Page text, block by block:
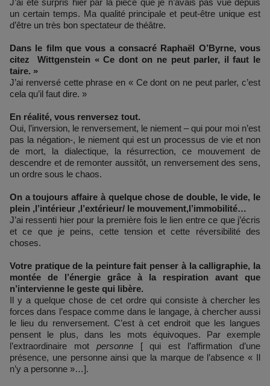
J’ai été surpris hier par la pièce que je n’avais pas vue depuis
un certain temps. Ma qualité principale et peut-être unique est
d’être un très bon spectateur de théâtre.
Dans le film que vous a consacré Raphaël O’Byrne, vous
citez Wittgenstein « Ce dont on ne peut parler, il faut le
taire. »
J’ai renversé cette phrase en « Ce dont on ne peut parler, c’est
cela qu’il faut dire. »
En réalité, vous renversez tout.
Oui, l’inversion, le renversement, le niement – qui pour moi n’est
pas la négation-, le niement qui est un processus de vie et non
de mort, la dialectique, la résurrection, ce mouvement de
descendre et de remonter aussitôt, un renversement des sens,
un ordre sous le chaos.
On a toujours affaire à quelque chose de double, le vide, le
plein ,l’intérieur ,l’extérieur/ le mouvement,l’immobilité…
J’ai ressenti hier pour la première fois le lien entre ce que j’écris
et ce que je peins, cette tension et cette réversibilité des
choses.
Votre pratique de la peinture fait penser à la calligraphie, la
montée de l’énergie grâce à la respiration avant que
n’intervienne le geste qui libère.
Il y a quelque chose de cet ordre qui consiste à chercher les
forces dans l’espace comme dans le langage, à chercher aussi
le lieu du renversement. C’est à cet endroit que les langues
pensent le plus, dans les mots équivoques. Par exemple
l’extraordinaire mot personne[ qui est l’affirmation d’une
présence, une personne ainsi que la marque de l’absence « Il
n’y a personne »…].